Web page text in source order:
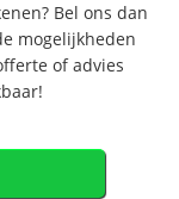
Bel ons dan
mogelijkheden
of advies